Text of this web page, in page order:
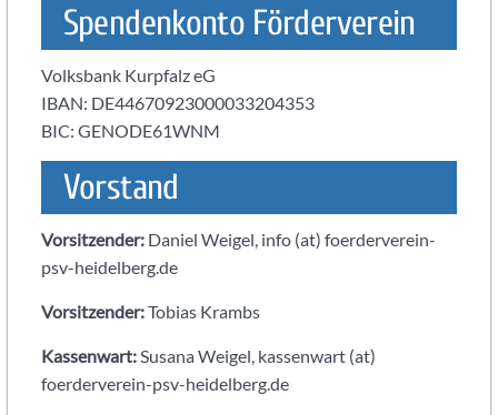
Spendenkonto Förderverein
Volksbank Kurpfalz eG
IBAN: DE44670923000033204353
BIC: GENODE61WNM
Vorstand
Vorsitzender: Daniel Weigel, info (at) foerderverein-
psv-heidelberg.de
Vorsitzender:Tobias Krambs
Kassenwart:Susana Weigel, kassenwart (at)
foerderverein-psv-heidelberg.de